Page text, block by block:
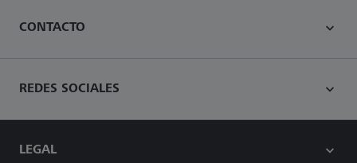
CONTACTO
REDES SOCIALES
LEGAL